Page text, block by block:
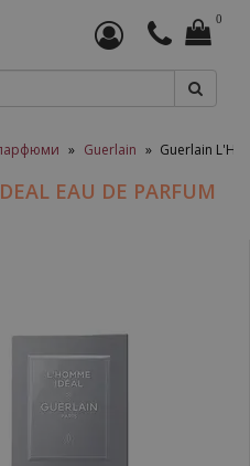
0
» Guerlain » Guerlain
EAU DE PARFUM